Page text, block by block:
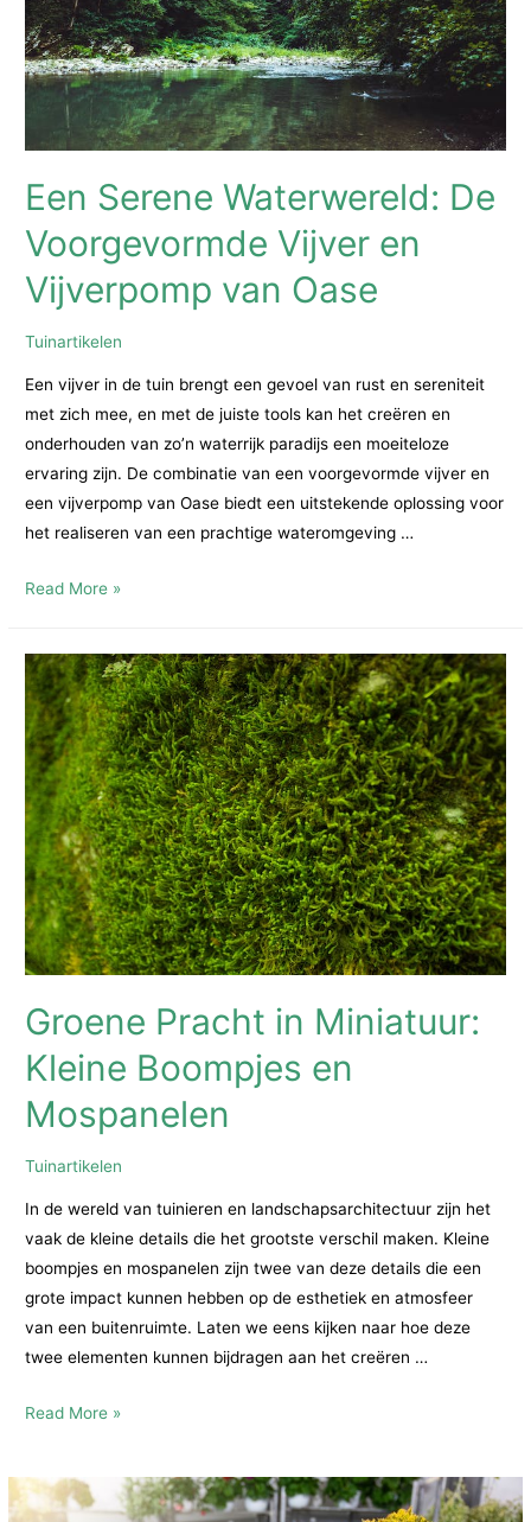
Een Serene Waterwereld: De
Voorgevormde Vijver en
Vijverpomp van Oase
Tuinartikelen
Een vijver in de tuin brengt een gevoel van rust en sereniteit
met zich mee, en met de juiste tools kan het creëren en
onderhouden van zo’n waterrijk paradijs een moeiteloze
ervaring zijn. De combinatie van een voorgevormde vijver en
een vijverpomp van Oase biedt een uitstekende oplossing voor
het realiseren van een prachtige wateromgeving …
Een
De
Voorgevormde
Vijver
en
Vijverpomp
van
Oase
Read More »
Groene Pracht in Miniatuur:
Kleine Boompjes en
Mospanelen
Tuinartikelen
In de wereld van tuinieren en landschapsarchitectuur zijn het
vaak de kleine details die het grootste verschil maken. Kleine
boompjes en mospanelen zijn twee van deze details die een
grote impact kunnen hebben op de esthetiek en atmosfeer
van een buitenruimte. Laten we eens kijken naar hoe deze
twee elementen kunnen bijdragen aan het creëren …
Groene
Miniatuur:
Read More »